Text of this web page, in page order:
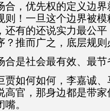
合，优先权的定义边
则！一旦这个边界被
还有的还说实力最公
？推而广之，底层规
合是社会最有效、最
贾如何如何，李嘉诚
高官，那身边都是带
。